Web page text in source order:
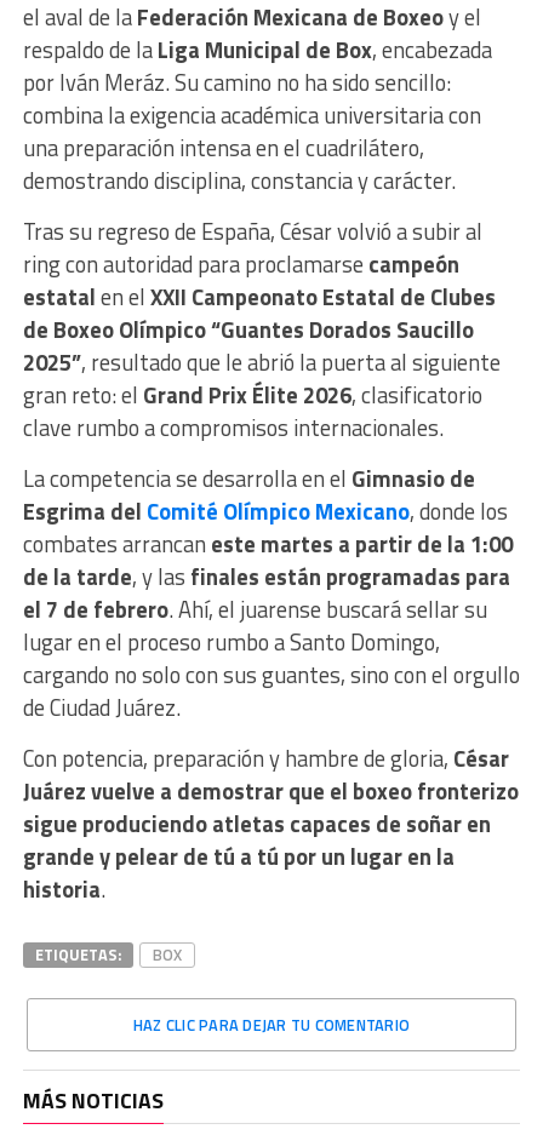
el aval de laFederación Mexicana de Boxeoy el
respaldo de laLiga Municipal de Box, encabezada
por Iván Meráz. Su camino no ha sido sencillo:
combina la exigencia académica universitaria con
una preparación intensa en el cuadrilátero,
demostrando disciplina, constancia y carácter.
Tras su regreso de España, César volvió a subir al
ring con autoridad para proclamarse campeón
estatalen elXXII Campeonato Estatal de Clubes
de Boxeo Olímpico “Guantes Dorados Saucillo
2025”, resultado que le abrió la puerta al siguiente
gran reto: el Grand Prix Élite 2026, clasificatorio
clave rumbo a compromisos internacionales.
La competencia se desarrolla en el Gimnasio de
Esgrima del Comité Olímpico Mexicano, donde los
combates arrancan este martes a partir de la 1:00
de la tarde, y las finales están programadas para
el 7 de febrero. Ahí, el juarense buscará sellar su
lugar en el proceso rumbo a Santo Domingo,
cargando no solo con sus guantes, sino con el orgullo
de Ciudad Juárez.
Con potencia, preparación y hambre de gloria, César
Juárez vuelve a demostrar que el boxeo fronterizo
sigue produciendo atletas capaces de soñar en
grande y pelear de tú a tú por un lugar en la
historia.
ETIQUETAS: BOX
HAZ CLIC PARA DEJAR TU COMENTARIO
MÁS NOTICIAS